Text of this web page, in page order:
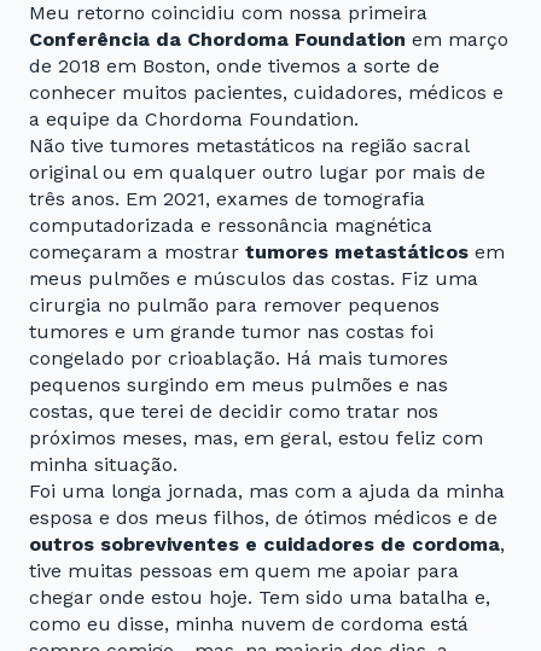
Meu retorno coincidiu com nossa primeira
Conferência da Chordoma Foundation em março
de 2018 em Boston, onde tivemos a sorte de
conhecer muitos pacientes, cuidadores, médicos e
a equipe da Chordoma Foundation.
Não tive tumores metastáticos na região sacral
original ou em qualquer outro lugar por mais de
três anos. Em 2021, exames de tomografia
computadorizada e ressonância magnética
começaram a mostrar tumores metastáticos em
meus pulmões e músculos das costas. Fiz uma
cirurgia no pulmão para remover pequenos
tumores e um grande tumor nas costas foi
congelado por crioablação. Há mais tumores
pequenos surgindo em meus pulmões e nas
costas, que terei de decidir como tratar nos
próximos meses, mas, em geral, estou feliz com
minha situação.
Foi uma longa jornada, mas com a ajuda da minha
esposa e dos meus filhos, de ótimos médicos e de
outros sobreviventes e cuidadores de cordoma,
tive muitas pessoas em quem me apoiar para
chegar onde estou hoje. Tem sido uma batalha e,
como eu disse, minha nuvem de cordoma está